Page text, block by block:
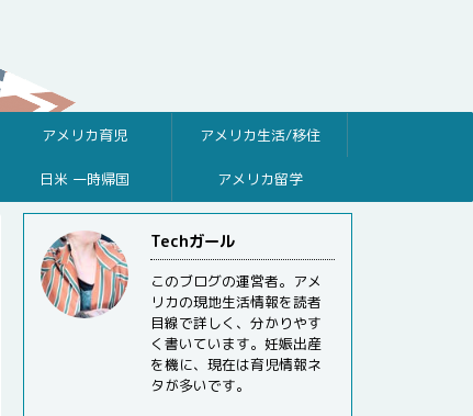
アメリカ育児 アメリカ生活/移住
日米 一時帰国 アメリカ留学
Techガール
このブログの運営者。アメ
リカの現地生活情報を読者
目線で詳しく、分かりやす
く書いています。妊娠出産
を機に、現在は育児情報ネ
タが多いです。